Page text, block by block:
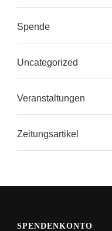
Spende
Uncategorized
Veranstaltungen
Zeitungsartikel
SPENDENKONTO